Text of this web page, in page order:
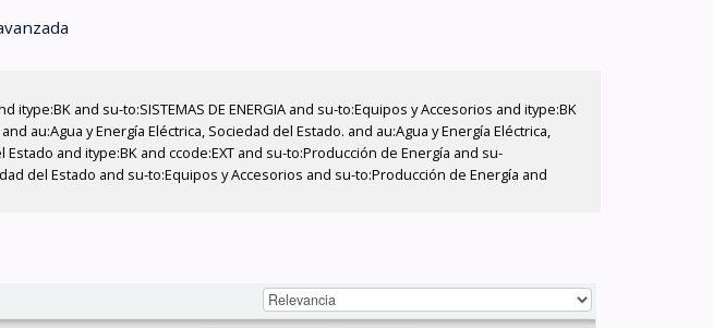
and su-to:SISTEMAS DE ENERGIA and su-to:Equipos y Accesorios and itype:BK
au:Agua y Energía Eléctrica, Sociedad del Estado. and au:Agua y Energía Eléctrica,
and itype:BK and ccode:EXT and su-to:Producción de Energía and su-
del Estado and su-to:Equipos y Accesorios and su-to:Producción de Energía and